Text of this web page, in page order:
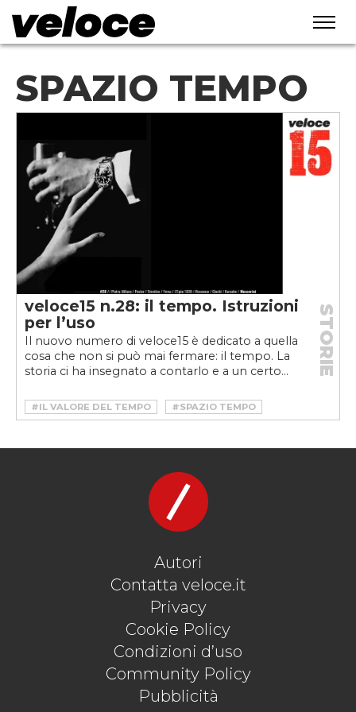
SPAZIO TEMPO
veloce15 n.28: il tempo. Istruzioni
per l’uso
Il nuovo numero di veloce15 è dedicato a quella
cosa che non si può mai fermare: il tempo. La
storia ci ha insegnato a contarlo e a un certo...
STORIE
#IL VALORE DEL TEMPO
#SPAZIO TEMPO
#TEMPO
#VELOCE15
#VELOCEOROLOGI
Autori
Contatta veloce.it
Privacy
Cookie Policy
Condizioni d’uso
Community Policy
Pubblicità